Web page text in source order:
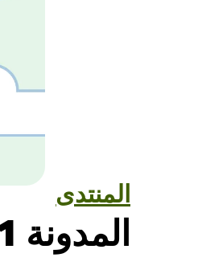
المنتدى
المدونة 121 من Now in Android